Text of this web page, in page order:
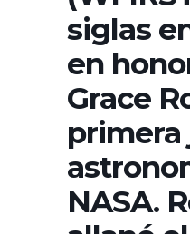
siglas
en
Grace
primera
NASA.